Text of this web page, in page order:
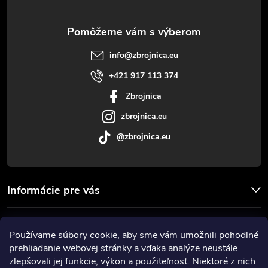
Používame súborycookie, aby sme vám umožnili pohodlné
prehliadanie webovej stránky a vďaka analýze neustále
zlepšovali jej funkcie, výkon a použiteľnosť. Niektoré z nich
Informácie pre vás
Prijímame online platby
info@zbrojnica.eu
+421 917 113 374
Zbrojnica
zbrojnica.eu
@zbrojnica.eu